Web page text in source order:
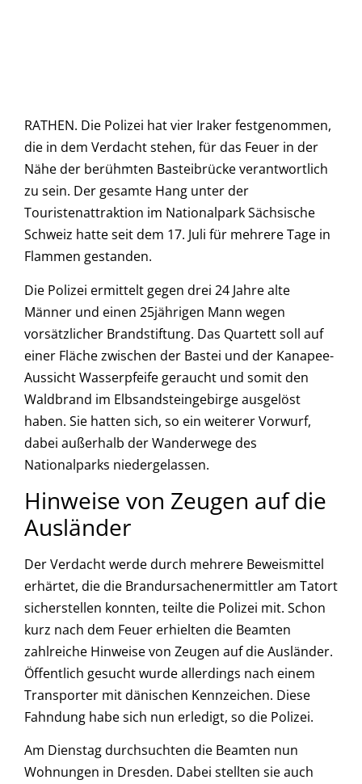
RATHEN. Die Polizei hat vier Iraker festgenommen,
die in dem Verdacht stehen, für das Feuer in der
Nähe der berühmten Basteibrücke verantwortlich
zu sein. Der gesamte Hang unter der
Touristenattraktion im Nationalpark Sächsische
Schweiz hatte seit dem 17. Juli für mehrere Tage in
Flammen gestanden.
Die Polizei ermittelt gegen drei 24 Jahre alte
Männer und einen 25jährigen Mann wegen
vorsätzlicher Brandstiftung. Das Quartett soll auf
einer Fläche zwischen der Bastei und der Kanapee-
Aussicht Wasserpfeife geraucht und somit den
Waldbrand im Elbsandsteingebirge ausgelöst
haben. Sie hatten sich, so ein weiterer Vorwurf,
dabei außerhalb der Wanderwege des
Nationalparks niedergelassen.
Hinweise von Zeugen auf die
Ausländer
Der Verdacht werde durch mehrere Beweismittel
erhärtet, die die Brandursachenermittler am Tatort
sicherstellen konnten, teilte die Polizei mit. Schon
kurz nach dem Feuer erhielten die Beamten
zahlreiche Hinweise von Zeugen auf die Ausländer.
Öffentlich gesucht wurde allerdings nach einem
Transporter mit dänischen Kennzeichen. Diese
Fahndung habe sich nun erledigt, so die Polizei.
Am Dienstag durchsuchten die Beamten nun
Wohnungen in Dresden. Dabei stellten sie auch